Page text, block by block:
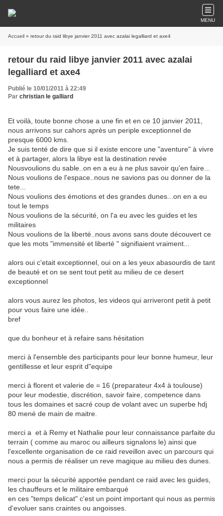
MENU
Accueil » retour du raid libye janvier 2011 avec azalai legalliard et axe4
retour du raid libye janvier 2011 avec azalai
legalliard et axe4
Publié le 10/01/2011 à 22:49
Par christian le galliard
Et voilà, toute bonne chose a une fin et en ce 10 janvier 2011,
nous arrivons sur cahors après un periple exceptionnel de
presque 6000 kms.
Je suis tenté de dire que si il existe encore une "aventure" à vivre
et à partager, alors la libye est la destination revée
Nousvoulions du sable..on en a eu à ne plus savoir qu'en faire...
Nous voulions de l'espace..nous ne savions pas ou donner de la
tete...
Nous voulions des émotions et des grandes dunes...on en a eu
tout le temps
Nous voulions de la sécurité, on l'a eu avec les guides et les
militaires
Nous voulions de la liberté..nous avons sans doute découvert ce
que les mots "immensité et liberté " signifiaient vraiment...
alors oui c'etait exceptionnel, oui on a les yeux abasourdis de tant
de beauté et on se sent tout petit au milieu de ce desert
exceptionnel
alors vous aurez les photos, les videos qui arriveront petit à petit
pour vous faire une idée..
bref
que du bonheur et à refaire sans hésitation
merci à l'ensemble des participants pour leur bonne humeur, leur
gentillesse et leur esprit d"equipe
merci à florent et valerie de = 16 (preparateur 4x4 à toulouse)
pour leur modestie, discrétion, savoir faire, competence dans
tous les domaines et sacré coup de volant avec un superbe hdj
80 mené de main de maitre.
merci a et à Remy et Nathalie pour leur connaissance parfaite du
terrain ( comme au maroc ou ailleurs signalons le) ainsi que
l'excellente organisation de ce raid reveillon avec un parcours qui
nous a permis de réaliser un reve magique au milieu des dunes.
merci pour la sécurité apportée pendant ce raid avec les guides,
les chauffeurs et le militaire embarqué
en ces "temps delicat" c'est un point important qui nous as permis
d'evoluer sans craintes ou angoisses.